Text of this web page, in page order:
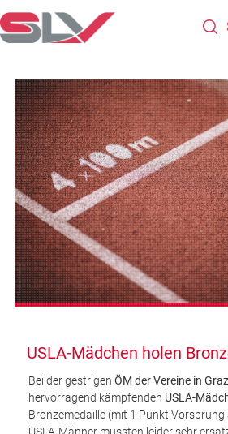
Zum Inhalt
USLA-Mädchen holen
Bei der gestrigen ÖM der Vereine in Graz
hervorragend kämpfenden USLA-
Bronzemedaille (mit 1 Punkt Vorsprung